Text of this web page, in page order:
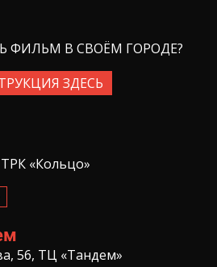
ФИЛЬМ В СВОЁМ ГОРОДЕ?
ЗДЕСЬ
ТРК «Кольцо»
56, ТЦ «Тандем»